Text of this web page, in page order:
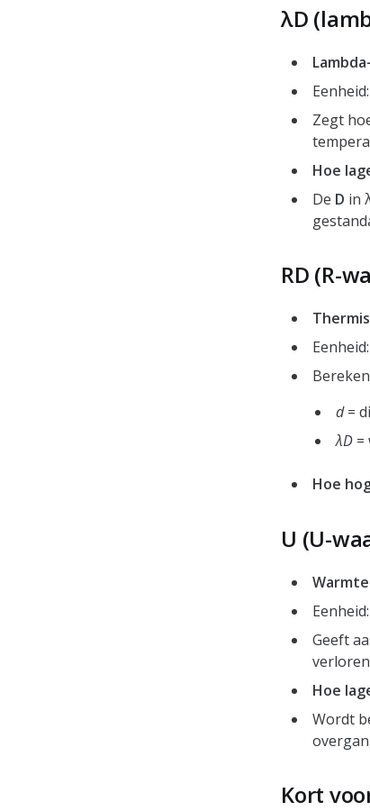
λD
Zegt
Hoe
De D in
RD (R-
Eenheid:
d=
λD=
Hoe
U (U-
Geeft
Hoe
Wordt
Kort